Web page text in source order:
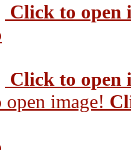
Click to open
Click to open